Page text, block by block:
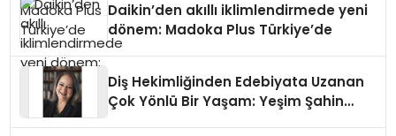
Daikin’den akıllı iklimlendirmede yeni
dönem: Madoka Plus Türkiye’de
Diş Hekimliğinden Edebiyata Uzanan
Çok Yönlü Bir Yaşam: Yeşim Şahin